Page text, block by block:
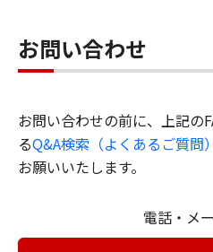
お問い合わせ
お問い合わせの前に、上記の
るQ&A検索（よくあるご質問）
お願いいたします。
電話・メ